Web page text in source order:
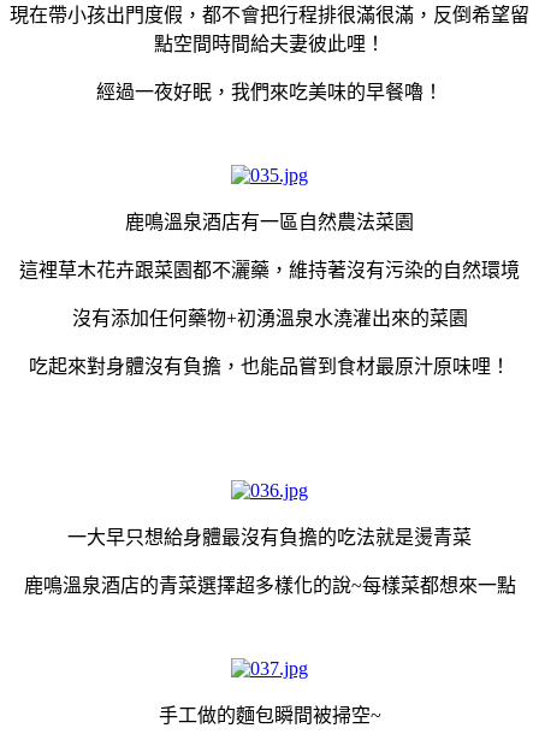
現在帶小孩出門度假，都不會把行程排很滿很滿，反倒希望留
點空間時間給夫妻彼此哩！
經過一夜好眠，我們來吃美味的早餐嚕！
鹿鳴溫泉酒店有一區自然農法菜園
這裡草木花卉跟菜園都不灑藥，維持著沒有污染的自然環境
沒有添加任何藥物+初湧溫泉水澆灌出來的菜園
吃起來對身體沒有負擔，也能品嘗到食材最原汁原味哩！
一大早只想給身體最沒有負擔的吃法就是燙青菜
鹿鳴溫泉酒店的青菜選擇超多樣化的說~每樣菜都想來一點
手工做的麵包瞬間被掃空~